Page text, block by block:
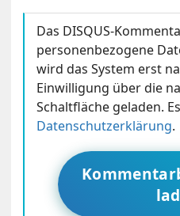
Das DISQUS-
personenbezogene
wird das System erst
Einwilligung über die
Schaltfläche geladen.
Datenschutzerklärung.